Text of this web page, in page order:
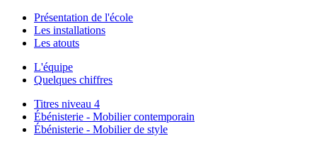
Présentation de l'école
Les installations
Les atouts
L'équipe
Quelques chiffres
Titres niveau 4
Ébénisterie - Mobilier contemporain
Ébénisterie - Mobilier de style